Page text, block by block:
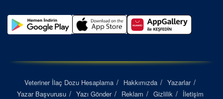
Veteriner İlaç Dozu Hesaplama Hakkımızda
Yazarlar
Yazar Başvurusu
Yazı Gönder Reklam Gizlilik İletişim